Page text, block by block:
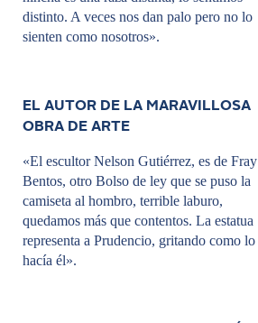
distinto. A veces nos dan palo pero no lo
sienten como nosotros».
EL AUTOR DE LA MARAVILLOSA
OBRA DE ARTE
«El escultor Nelson Gutiérrez, es de Fray
Bentos, otro Bolso de ley que se puso la
camiseta al hombro, terrible laburo,
quedamos más que contentos. La estatua
representa a Prudencio, gritando como lo
hacía él».